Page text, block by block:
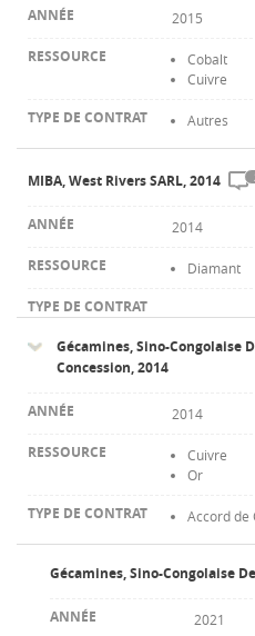
2015
Cobalt
Cuivre
Autres
MIBA, West Rivers SARL, 2014
2014
Diamant
Gécamines, Sino-Congolaise
Concession, 2014
2014
Cuivre
Or
Accord de
Gécamines, Sino-Congolaise
2021